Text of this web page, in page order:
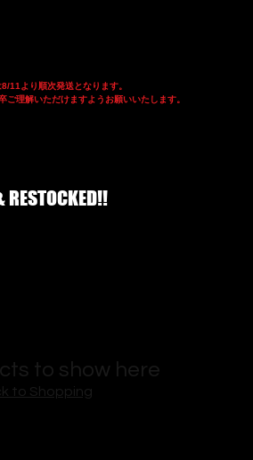
11より順次発送となります。
ご理解いただけますようお願いいたします。
RESTOCKED!!
to show here
to Shopping